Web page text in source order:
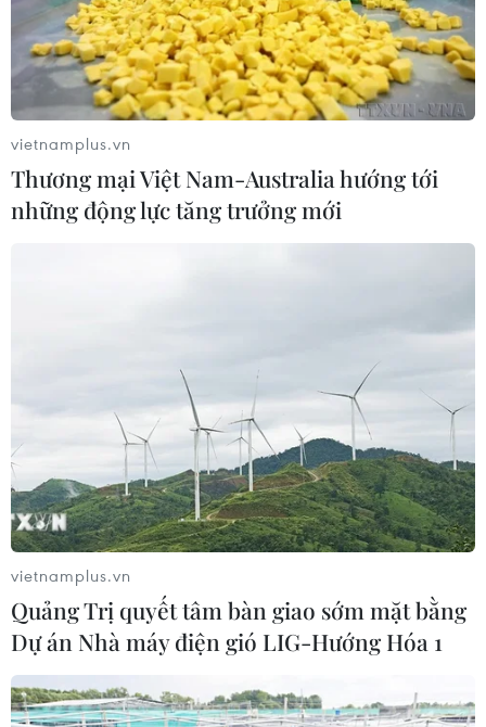
vietnamplus.vn
Thương mại Việt Nam-Australia hướng tới
những động lực tăng trưởng mới
vietnamplus.vn
Quảng Trị quyết tâm bàn giao sớm mặt bằng
Dự án Nhà máy điện gió LIG-Hướng Hóa 1